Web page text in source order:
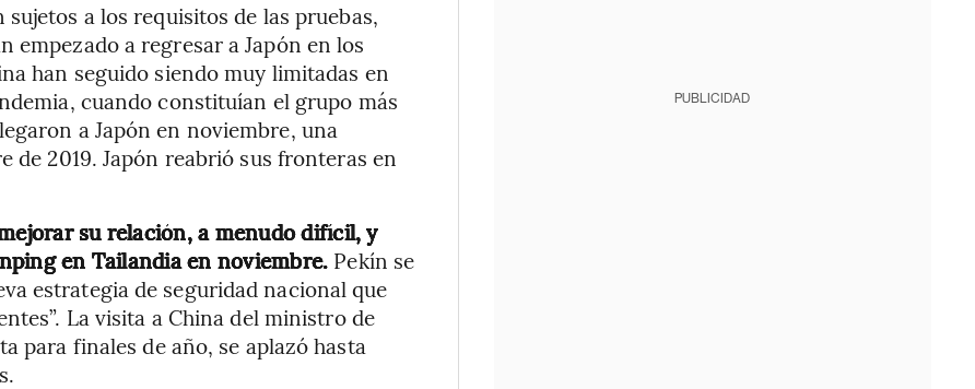
a los requisitos de las pruebas,
empezado a regresar a Japón en los
han seguido siendo muy limitadas en
cuando constituían el grupo más
a Japón en noviembre, una
2019. Japón reabrió sus fronteras en
su relación, a menudo difícil, y
en Tailandia en noviembre. Pekín se
estrategia de seguridad nacional que
La visita a China del ministro de
para finales de año, se aplazó hasta
PUBLICIDAD